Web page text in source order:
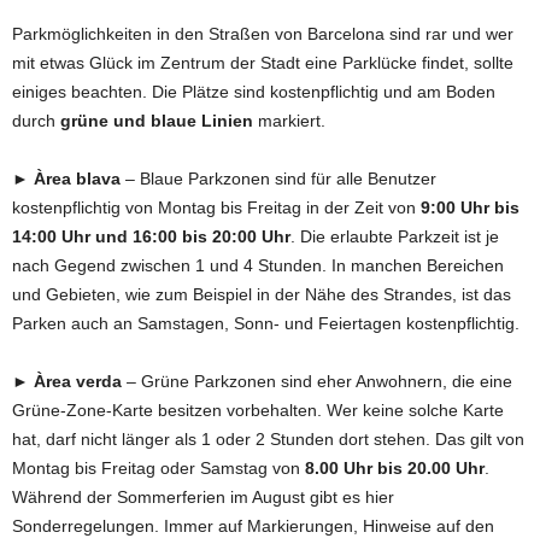
Parkmöglichkeiten in den Straßen von Barcelona sind rar und wer
mit etwas Glück im Zentrum der Stadt eine Parklücke findet, sollte
einiges beachten. Die Plätze sind kostenpflichtig und am Boden
durch grüne und blaue Linien markiert.
► Àrea blava – Blaue Parkzonen sind für alle Benutzer
kostenpflichtig von Montag bis Freitag in der Zeit von 9:00 Uhr bis
14:00 Uhr und 16:00 bis 20:00 Uhr. Die erlaubte Parkzeit ist je
nach Gegend zwischen 1 und 4 Stunden. In manchen Bereichen
und Gebieten, wie zum Beispiel in der Nähe des Strandes, ist das
Parken auch an Samstagen, Sonn- und Feiertagen kostenpflichtig.
► Àrea verda – Grüne Parkzonen sind eher Anwohnern, die eine
Grüne-Zone-Karte besitzen vorbehalten. Wer keine solche Karte
hat, darf nicht länger als 1 oder 2 Stunden dort stehen. Das gilt von
Montag bis Freitag oder Samstag von 8.00 Uhr bis 20.00 Uhr.
Während der Sommerferien im August gibt es hier
Sonderregelungen. Immer auf Markierungen, Hinweise auf den